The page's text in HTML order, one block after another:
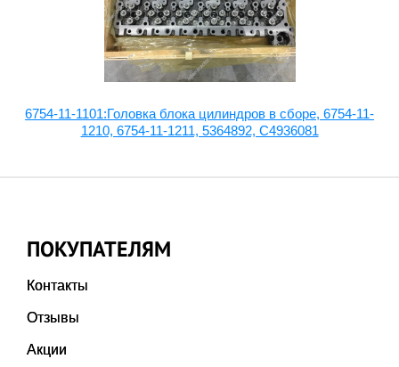
6754-11-1101:Головка блока цилиндров в сборе, 6754-11-
1210, 6754-11-1211, 5364892, C4936081
ПОКУПАТЕЛЯМ
Контакты
Отзывы
Акции